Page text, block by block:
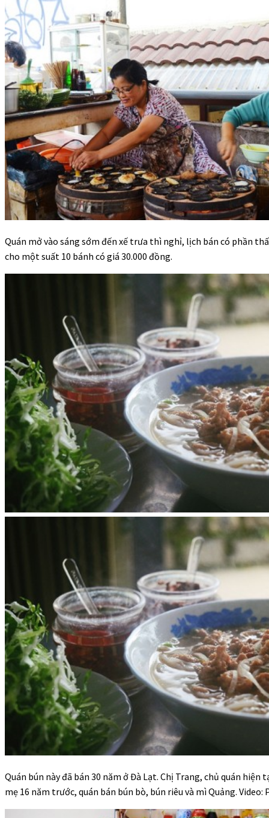
Quán mở vào sáng sớm đến xế trưa thì nghỉ, lịch bán có phần
cho một suất 10 bánh có giá 30.000 đồng.
Quán bún này đã bán 30 năm ở Đà Lạt. Chị Trang, chủ quán
mẹ 16 năm trước, quán bán bún bò, bún riêu và mì Quảng. Video: